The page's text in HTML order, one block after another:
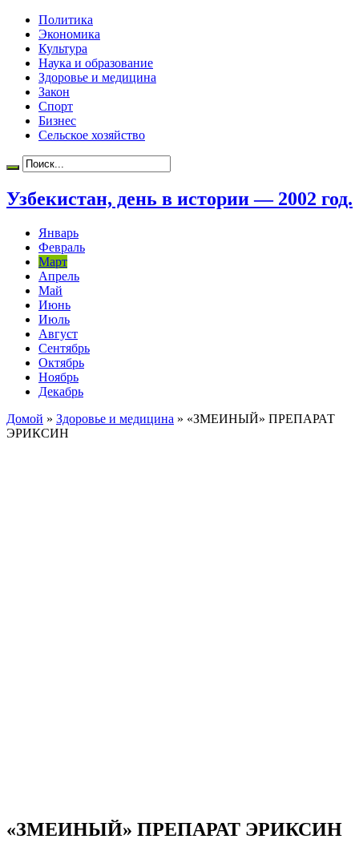
Политика
Экономика
Культура
Наука и образование
Здоровье и медицина
Закон
Спорт
Бизнес
Сельское хозяйство
Узбекистан, день в истории — 2002 год.
Январь
Февраль
Март
Апрель
Май
Июнь
Июль
Август
Сентябрь
Октябрь
Ноябрь
Декабрь
Домой » Здоровье и медицина » «ЗМЕИНЫЙ» ПРЕПАРАТ
ЭРИКСИН
«ЗМЕИНЫЙ» ПРЕПАРАТ ЭРИКСИН